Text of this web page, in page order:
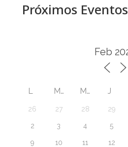
Próximos Eventos
L M M J
26 27 28 29
2 3 4 5
9 10 11 12